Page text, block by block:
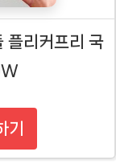
플리커프리 국